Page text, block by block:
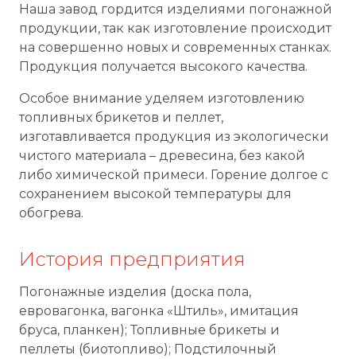
Наша завод гордится изделиями погонажной
продукции, так как изготовление происходит
на совершенно новых и современных станках.
Продукция получается высокого качества.
Особое внимание уделяем изготовлению
топливных брикетов и пеллет,
изготавливается продукция из экологически
чистого материала – древесина, без какой
либо химической примеси. Горение долгое с
сохранением высокой температуры для
обогрева.
История предприятия
Погонажные изделия (доска пола,
евровагонка, вагонка «Штиль», имитация
бруса, планкен); Топливные брикеты и
пеллеты (биотопливо); Подстилочный